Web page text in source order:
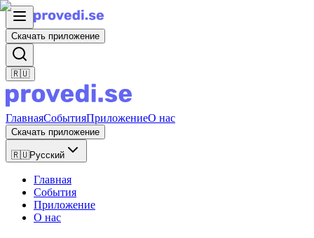
Скачать приложение
🇷🇺
ГлавнаяСобытияПриложениеО нас
Скачать приложение
🇷🇺Русский
Главная
События
Приложение
О нас